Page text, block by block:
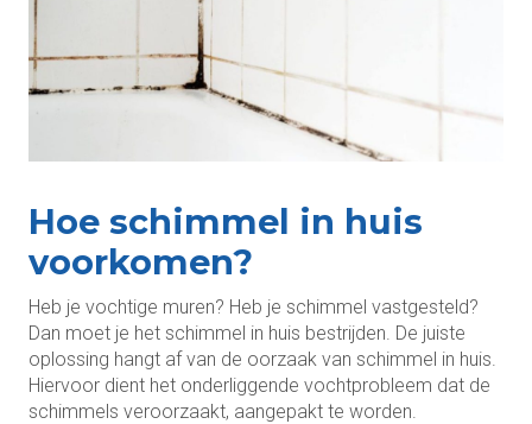
Hoe schimmel in huis
voorkomen?
Heb je vochtige muren? Heb je schimmel vastgesteld?
Dan moet je het schimmel in huis bestrijden. De juiste
oplossing hangt af van de oorzaak van schimmel in huis.
Hiervoor dient het onderliggende vochtprobleem dat de
schimmels veroorzaakt, aangepakt te worden.